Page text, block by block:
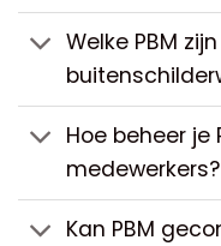
Welke PBM
Hoe beheer je
medewerkers?
Kan PBM